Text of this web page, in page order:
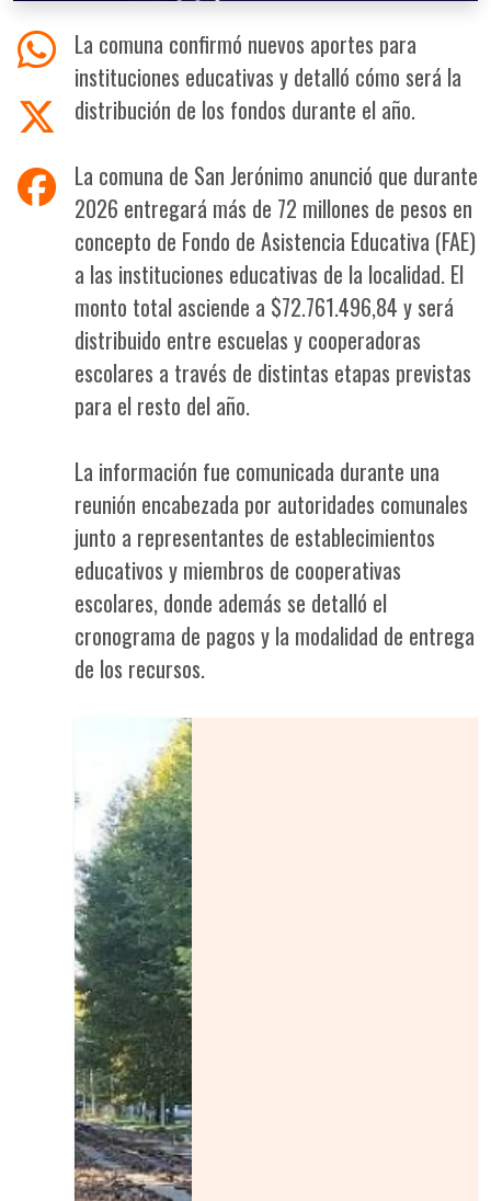
La comuna confirmó nuevos aportes para
instituciones educativas y detalló cómo será la
distribución de los fondos durante el año.
La comuna de San Jerónimo anunció que durante
2026 entregará más de 72 millones de pesos en
concepto de Fondo de Asistencia Educativa (FAE)
a las instituciones educativas de la localidad. El
monto total asciende a $72.761.496,84 y será
distribuido entre escuelas y cooperadoras
escolares a través de distintas etapas previstas
para el resto del año.
La información fue comunicada durante una
reunión encabezada por autoridades comunales
junto a representantes de establecimientos
educativos y miembros de cooperativas
escolares, donde además se detalló el
cronograma de pagos y la modalidad de entrega
de los recursos.